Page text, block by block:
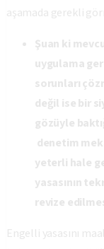
aşamada gerekli
Şuan ki
uygulama
sorunları
değil ise bir
gözüyle
denetim
yeterli hale
yasasının
revize
Engelli yasasını